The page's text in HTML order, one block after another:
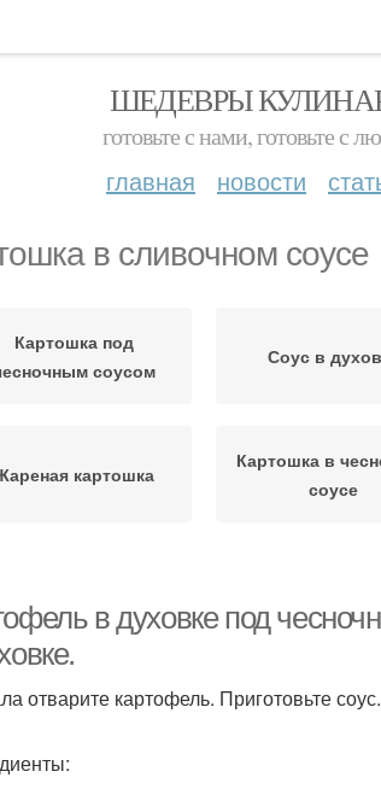
ШЕДЕВРЫ
готовьте с нами, готовьте с
главная новости
в сливочном соусе
Картошка под
соусом
Соус в
картошка
Картошка в
соусе
в мундире Картошки в
в духовке под
отварите картофель. Приготовьте